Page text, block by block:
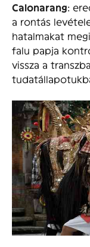
Calonarang:
a rontás
hatalmakat
falu papja
vissza a